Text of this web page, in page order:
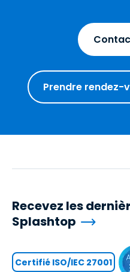
Prendre rendez-
Recevez les
Splashtop
Certifié ISO/IEC 27001